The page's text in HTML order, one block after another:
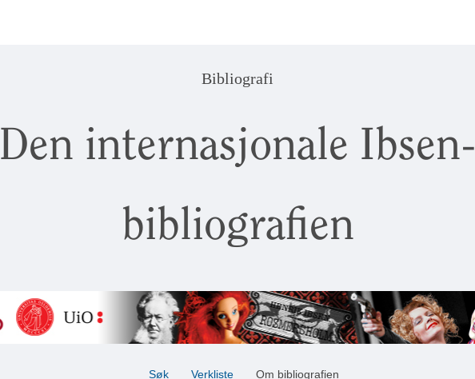
Bibliografi
Den internasjonale Ibsen-
bibliografien
Søk Verkliste Om bibliografien